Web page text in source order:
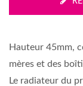
Hauteur 45mm,
mères et des
Le radiateur du